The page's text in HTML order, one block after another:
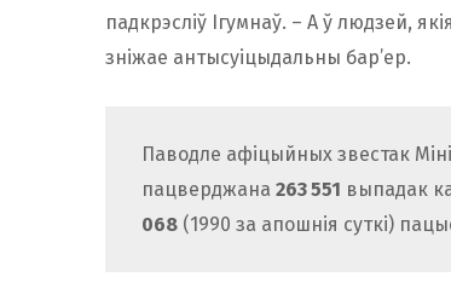
падкрэсліў Ігумнаў. – А ў людзей,
зніжае антысуіцыдальны бар’ер.
Паводле афіцыйных звестак
пацверджана 263 551 выпадак
068 (1990 за апошнія суткі)